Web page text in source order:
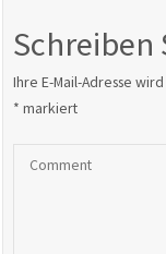
Schreiben
Ihre E-Mail-Adresse
* markiert